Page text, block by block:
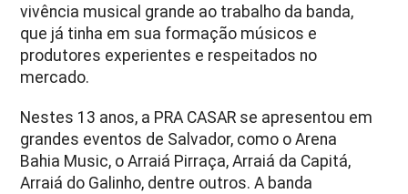
vivência musical grande ao trabalho da banda,
que já tinha em sua formação músicos e
produtores experientes e respeitados no
mercado.
Nestes 13 anos, a PRA CASAR se apresentou em
grandes eventos de Salvador, como o Arena
Bahia Music, o Arraiá Pirraça, Arraiá da Capitá,
Arraiá do Galinho, dentre outros. A banda